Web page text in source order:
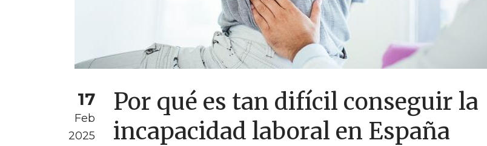
17
Feb
2025
Por qué es tan difícil conseguir la
incapacidad laboral en España